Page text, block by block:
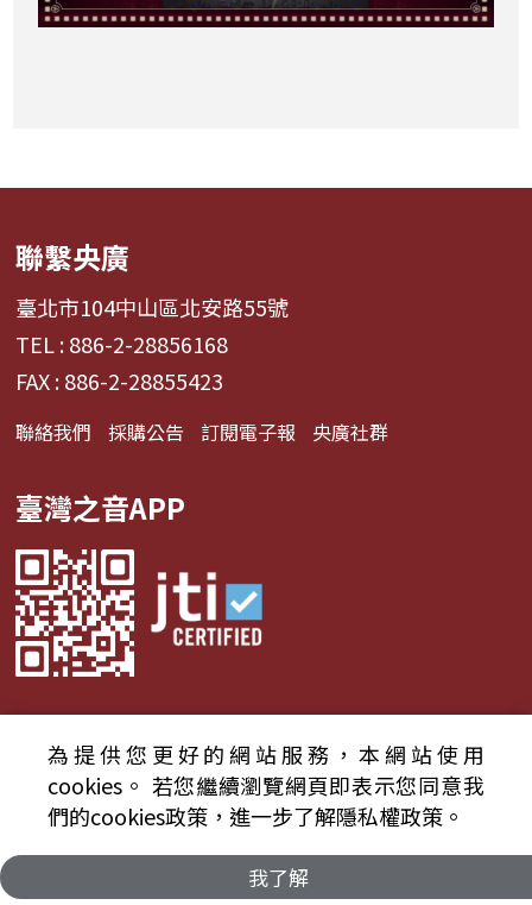
聯繫央廣
臺北市104中山區北安路55號
TEL : 886-2-28856168
FAX : 886-2-28855423
聯絡我們 採購公告 訂閱電子報 央廣社群
臺灣之音APP
© 2024財團法人中央廣播電臺 版權所有
資通安全政策聲明
服務條款 隱私權條款
為提供您更好的網站服務，本網站使用
cookies。 若您繼續瀏覽網頁即表示您同意我
們的cookies政策，進一步了解隱私權政策。
我了解